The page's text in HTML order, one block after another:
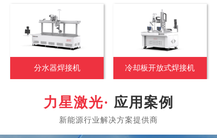
分水器焊接机 冷却板开放式焊接机
应用案例